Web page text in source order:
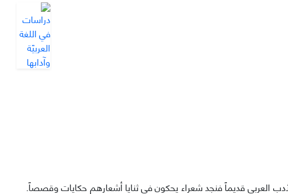
العربي قديماً فنجد شعراء يحكون في ثنايا أشعارهم حكايات وقصصاً.